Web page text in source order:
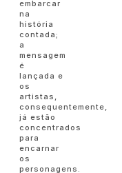
embarcar
na
história
contada;
a
mensagem
é
lançada e
os
artistas,
consequentemente,
já estão
concentrados
para
encarnar
os
personagens.